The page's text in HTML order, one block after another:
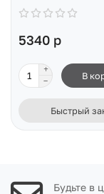
5340 р
В
Быстрый
Будьте в